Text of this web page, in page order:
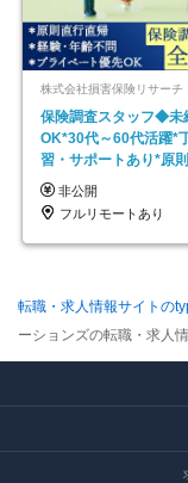
株式会社損害保険リサーチ
保険調査スタッフ◆未
OK*30代～60代活躍*
習・サポートあり*原
帰／全国募集・業務委託
非公開
フルリモートあり
転職・求人情報サイトの
ーションズの転職・求人